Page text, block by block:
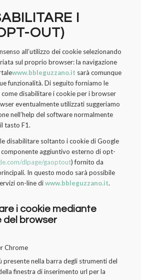
I
OUT)
all’utilizzo dei cookie selezionando
sul proprio browser: la navigazione
www.bbleguzzano.it sarà comunque
funzionalità. Di seguito forniamo le
disabilitare i cookie per i browser
eventualmente utilizzati suggeriamo
nell’help del software normalmente
tasto F1.
disabilitare soltanto i cookie di Google
aggiuntivo esterno di opt-
dlpage/gaoptout) fornito da
In questo modo sarà possibile
on-line diwww.bbleguzzano.it.
i cookie mediante
del browser
Chrome
presente nella barra degli strumenti del
finestra di inserimento url per la